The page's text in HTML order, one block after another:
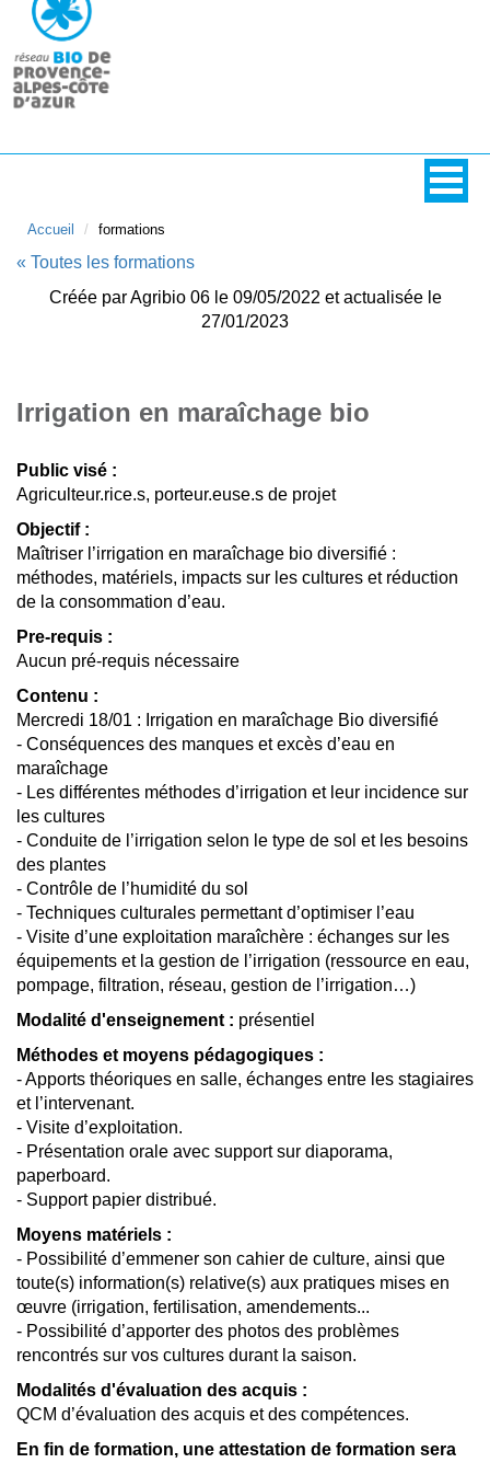
Accueil formations
« Toutes les formations
Créée par Agribio 06 le 09/05/2022 et actualisée le
27/01/2023
Irrigation en maraîchage bio
Public visé :
Agriculteur.rice.s, porteur.euse.s de projet
Objectif :
Maîtriser l’irrigation en maraîchage bio diversifié :
méthodes, matériels, impacts sur les cultures et réduction
de la consommation d’eau.
Pre-requis :
Aucun pré-requis nécessaire
Contenu :
Mercredi 18/01 : Irrigation en maraîchage Bio diversifié
- Conséquences des manques et excès d’eau en
maraîchage
- Les différentes méthodes d’irrigation et leur incidence sur
les cultures
- Conduite de l’irrigation selon le type de sol et les besoins
des plantes
- Contrôle de l’humidité du sol
- Techniques culturales permettant d’optimiser l’eau
- Visite d’une exploitation maraîchère : échanges sur les
équipements et la gestion de l’irrigation (ressource en eau,
pompage, filtration, réseau, gestion de l’irrigation…)
Modalité d'enseignement : présentiel
Méthodes et moyens pédagogiques :
- Apports théoriques en salle, échanges entre les stagiaires
et l’intervenant.
- Visite d’exploitation.
- Présentation orale avec support sur diaporama,
paperboard.
- Support papier distribué.
Moyens matériels :
- Possibilité d’emmener son cahier de culture, ainsi que
toute(s) information(s) relative(s) aux pratiques mises en
œuvre (irrigation, fertilisation, amendements...
- Possibilité d’apporter des photos des problèmes
rencontrés sur vos cultures durant la saison.
Modalités d'évaluation des acquis :
QCM d’évaluation des acquis et des compétences.
En fin de formation, une attestation de formation sera